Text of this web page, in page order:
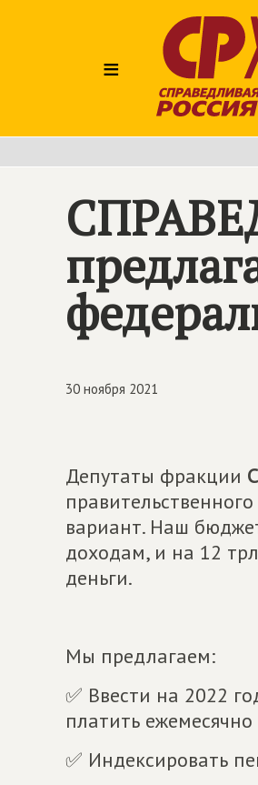
≡
30 ноября 2021
Депутаты фракции
вариант. Наш
доходам, и на 12
деньги.
Мы предлагаем:⠀
✅ Ввести на 2022
платить
✅ Индексировать